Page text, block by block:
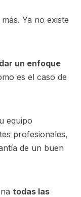
Ya no existe
un enfoque
es el caso de
equipo
profesionales,
de un buen
todas las